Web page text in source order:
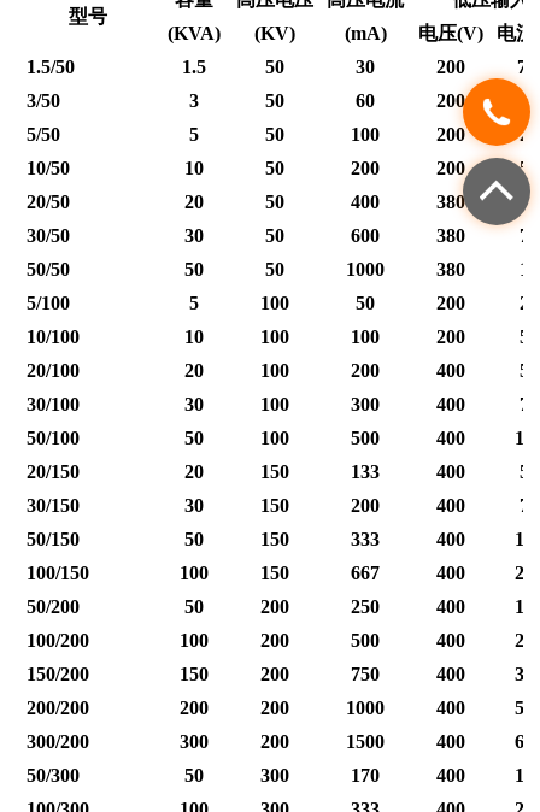
型号
(KVA)
(KV) (mA) 电压(V) 电流
1.5/50
1.5 50 30 200
7.5
3/50
3 50 60 200
15
5/50
5 50 100 200
25
10/50
10 50 200 200
50
20/50
20 50 400 380
53
30/50
30 50 600 380
79
50/50
50 50 1000 380
12
5/100
5 100 50 200
25
10/100
10 100 100 200
50
20/100
20 100 200 400
50
30/100
30 100 300 400
75
50/100
50 100 500 400
20/150
20 150 133 400
50
30/150
30 150 200 400
75
50/150
50 150 333 400
100/150
100 150 667 400
50/200
50 200 250 400
100/200
100 200 500 400
150/200
150 200 750 400
200/200
200 200 1000 400
300/200
300 200 1500 400
50/300
50 300 170 400